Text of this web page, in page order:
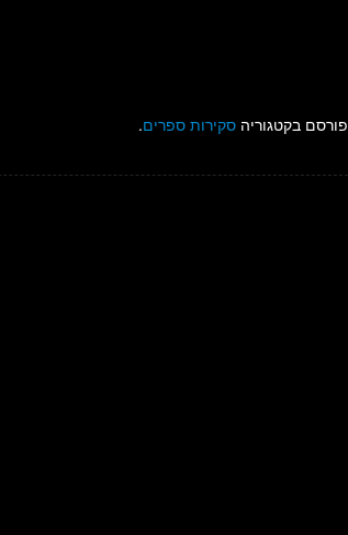
פורסם בקטגוריה סקירות ספרים.